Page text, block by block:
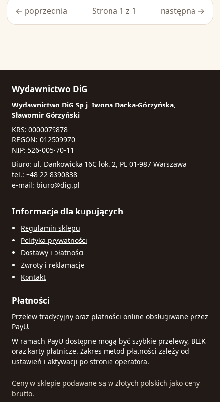
← poprzednia Strona 1 z 1 następna →
Wydawnictwo DiG
Wydawnictwo DiG Sp.j. Iwona Dacka-Górzyńska,
Sławomir Górzyński
KRS: 0000079878
REGON: 012509970
NIP: 526-005-70-11
Biuro: ul. Dankowicka 16C lok. 2, PL 01-987 Warszawa
tel.: +48 22 8390838
e-mail: biuro@dig.pl
Informacje dla kupujących
Regulamin sklepu
Polityka prywatności
Dostawy i płatności
Zwroty i reklamacje
Kontakt
Płatności
Przelew tradycyjny oraz płatności online obsługiwane przez
PayU.
W ramach PayU dostępne mogą być szybkie przelewy, BLIK
oraz karty płatnicze. Zakres metod płatności zależy od
ustawień i aktywacji po stronie operatora.
Ceny w sklepie podawane są w złotych polskich jako ceny
brutto.